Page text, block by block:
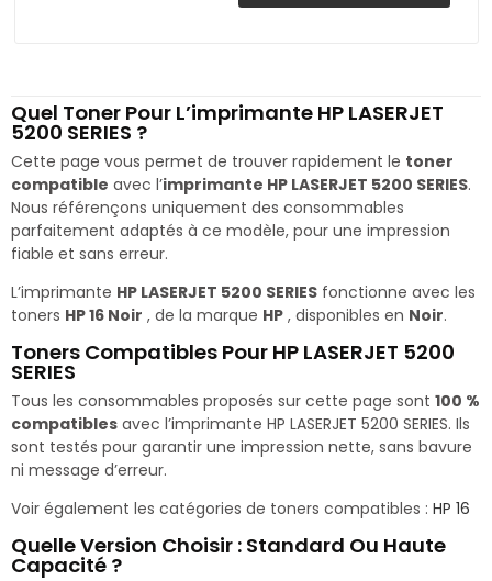
Quel Toner Pour L’imprimante HP LASERJET
5200 SERIES ?
Cette page vous permet de trouver rapidement le toner
compatible avec l’imprimante HP LASERJET 5200 SERIES.
Nous référençons uniquement des consommables
parfaitement adaptés à ce modèle, pour une impression
fiable et sans erreur.
L’imprimante HP LASERJET 5200 SERIES fonctionne avec les
toners HP 16 Noir , de la marque HP , disponibles en Noir.
Toners Compatibles Pour HP LASERJET 5200
SERIES
Tous les consommables proposés sur cette page sont 100 %
compatibles avec l’imprimante HP LASERJET 5200 SERIES. Ils
sont testés pour garantir une impression nette, sans bavure
ni message d’erreur.
Voir également les catégories de toners compatibles : HP 16
Quelle Version Choisir : Standard Ou Haute
Capacité ?